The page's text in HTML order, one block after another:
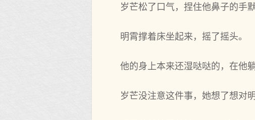
岁芒松了口气，捏住他鼻子的手
明霄撑着床坐起来，摇了摇头。
他的身上本来还湿哒哒的，在他
岁芒没注意这件事，她想了想对